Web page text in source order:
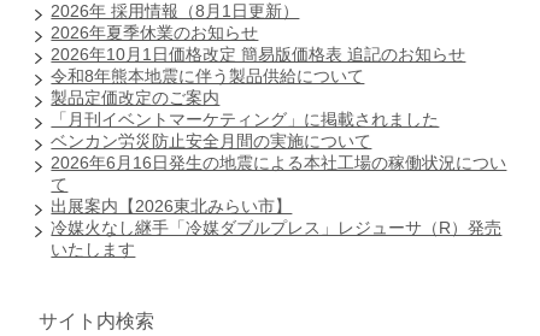
2026年 採用情報（8月1日更新）
2026年夏季休業のお知らせ
2026年10月1日価格改定 簡易版価格表 追記のお知らせ
令和8年熊本地震に伴う製品供給について
製品定価改定のご案内
「月刊イベントマーケティング」に掲載されました
ベンカン労災防止安全月間の実施について
2026年6月16日発生の地震による本社工場の稼働状況につい
て
出展案内【2026東北みらい市】
冷媒火なし継手「冷媒ダブルプレス」レジューサ（R）発売
いたします
サイト内検索